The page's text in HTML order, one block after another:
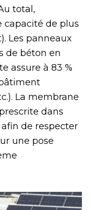
total,
capacité de plus
Les panneaux
de béton en
assure à 83 %
La membrane
dans
de respecter
une pose